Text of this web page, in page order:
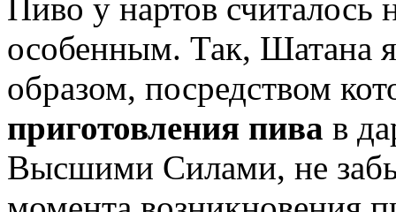
Пиво у нартов считалось
особенным. Так, Шатана
образом, посредством
приготовления пива в
Высшими Силами, не